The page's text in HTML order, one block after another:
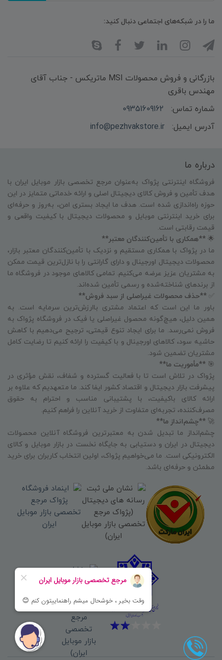
ما را در شبکه‌های اجتماعی دنبال کنید:
بازرگانی و فروش محصولات MSI ماتریکس - جناب آقای
مهندس باقری
شماره تماس:
09351609162
آدرس ایمیل:
info@pezhvakstore.ir
درباره ما
فروشگاه اینترنتی پژواک به‌عنوان مرجع تخصصی بازار موبایل ایران با
هدف تأمین و فروش کالای دیجیتال اصلی و ارائه خدماتی متمایز در این
حوزه راه‌اندازی شده است. هدف ما ایجاد بستری امن، به‌روز و حرفه‌ای
برای خرید اینترنتی موبایل و محصولات دیجیتال با کیفیت واقعی و
قیمت رقابتی است.
🌟 **همکاری با تأمین‌کنندگان معتبر**
ما در پژواک با همکاری مستقیم و نزدیک با تأمین‌کنندگان معتبر بازار،
محصولات دیجیتال اورجینال و دارای گارانتی را با نازل‌ترین قیمت ممکن
به مشتریان عزیز عرضه می‌کنیم. تمامی کالاهای موجود در فروشگاه ما
از برندهای شناخته‌شده و رسمی تأمین شده‌اند.
✅ **حذف محصولات غیراصلی از سبد فروش**
باور ما این است که اعتماد مشتری باارزش‌ترین سرمایه است. به
همین دلیل، هیچ‌گونه محصول غیراصلی یا فیک در فروشگاه پژواک به
فروش نمی‌رسد. ما برای ایجاد تنوع قیمتی، ترجیح می‌دهیم با کاهش
حاشیه سود، کالاهای اورجینال و با کیفیت را ارائه کنیم تا رضایت کامل
مشتریان تضمین شود.
🎯 **مأموریت ما**
پژواک در تلاش است تا با فعالیت گسترده و شفاف، نقش مؤثری در
پیشرفت بازار دیجیتال و اقتصاد کشور ایفا کند. ما متعهدیم که علاوه بر
ارائه کالای باکیفیت، با پشتیبانی مناسب و احترام به حقوق
مصرف‌کننده، تجربه‌ای متفاوت از خرید آنلاین را فراهم کنیم.
🚀 **چشم‌انداز ما**
چشم‌انداز ما تبدیل شدن به معتبرترین فروشگاه آنلاین محصولات
دیجیتال در ایران و دستیابی به جایگاه نخست در بازار موبایل و کالای
الکترونیکی است. ما می‌خواهیم پژواک، اولین انتخاب کاربران برای خرید
مطمئن و حرفه‌ای باشد.